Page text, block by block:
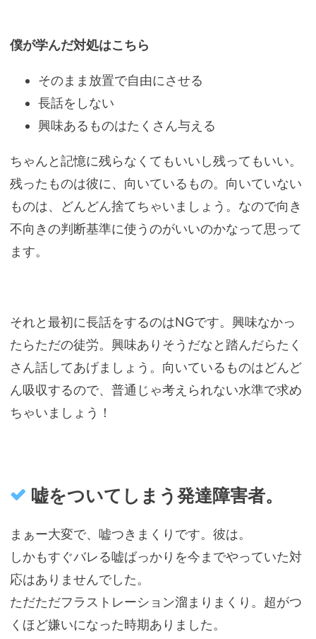
僕が学んだ対処はこちら
そのまま放置で自由にさせる
長話をしない
興味あるものはたくさん与える
ちゃんと記憶に残らなくてもいいし残ってもいい。
残ったものは彼に、向いているもの。向いていない
ものは、どんどん捨てちゃいましょう。なので向き
不向きの判断基準に使うのがいいのかなって思って
ます。
それと最初に長話をするのはNGです。興味なかっ
たらただの徒労。興味ありそうだなと踏んだらたく
さん話してあげましょう。向いているものはどんど
ん吸収するので、普通じゃ考えられない水準で求め
ちゃいましょう！
嘘をついてしまう発達障害者。
まぁー大変で、嘘つきまくりです。彼は。
しかもすぐバレる嘘ばっかりを今までやっていた対
応はありませんでした。
ただただフラストレーション溜まりまくり。超がつ
くほど嫌いになった時期ありました。